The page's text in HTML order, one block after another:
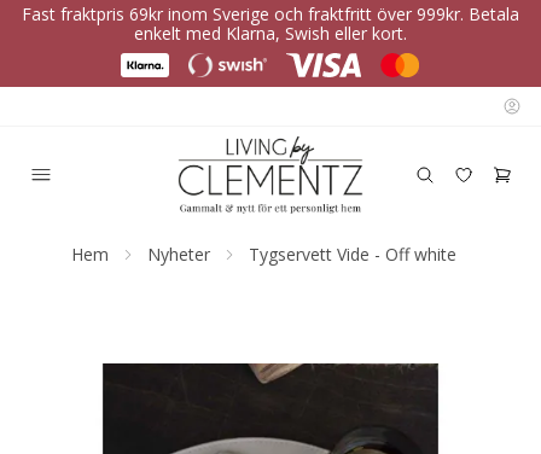
Fast fraktpris 69kr inom Sverige och fraktfritt över 999kr. Betala
enkelt med Klarna, Swish eller kort.
Hem Nyheter Tygservett Vide - Off white